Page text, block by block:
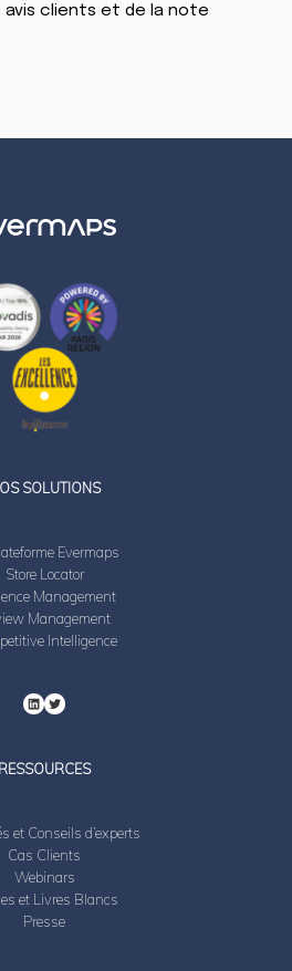
avis clients et de la note
SOLUTIONS
Evermaps
Store Locator
Management
Management
Intelligence
RESSOURCES
et Conseils d’experts
Cas Clients
Webinars
et Livres Blancs
Presse